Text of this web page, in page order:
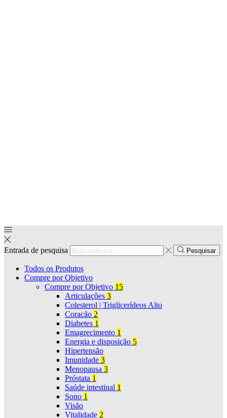
Entrada de pesquisa Pesquisar
Todos os Produtos
Compre por Objetivo
Compre por Objetivo 15
Articulações 3
Colesterol | Triglicerídeos Alto
Coração 2
Diabetes 1
Emagrecimento 1
Energia e disposição 5
Hipertensão
Imunidade 3
Menopausa 3
Próstata 1
Saúde intestinal 1
Sono 1
Visão
Vitalidade 2